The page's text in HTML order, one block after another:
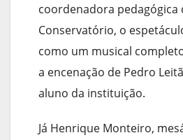
coordenadora pedagógica
Conservatório, o
como um musical
a encenação de Pedro
aluno da instituição.
Já Henrique Monteiro,